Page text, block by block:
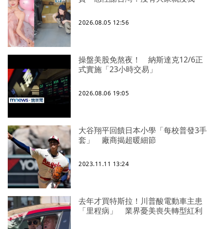
2026.08.05 12:56
操盤美股免熬夜！ 納斯達克12/6正
式實施「23小時交易」
2026.08.06 19:05
大谷翔平回饋日本小學「每校普發3手
套」 廠商揭超暖細節
2023.11.11 13:24
去年才買特斯拉！川普酸電動車主患
「里程病」 業界憂美喪失轉型紅利